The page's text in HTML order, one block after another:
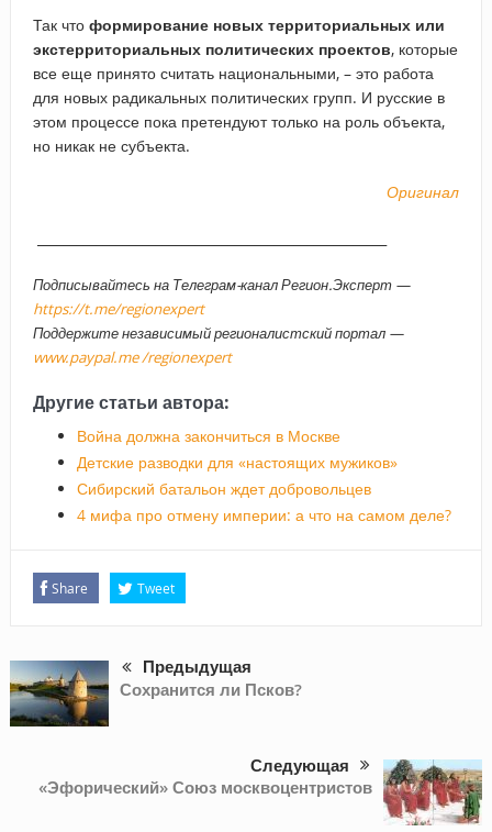
Так что формирование новых территориальных или
экстерриториальных политических проектов, которые
все еще принято считать национальными, – это работа
для новых радикальных политических групп. И русские в
этом процессе пока претендуют только на роль объекта,
но никак не субъекта.
Оригинал
Подписывайтесь на Телеграм-канал Регион.Эксперт —
https://t.me/regionexpert
Поддержите независимый регионалистский портал —
www.paypal.me /regionexpert
Другие статьи автора:
Война должна закончиться в Москве
Детские разводки для «настоящих мужиков»
Сибирский батальон ждет добровольцев
4 мифа про отмену империи: а что на самом деле?
Share Tweet
Предыдущая
Сохранится ли Псков?
Следующая
«Эфорический» Союз москвоцентристов